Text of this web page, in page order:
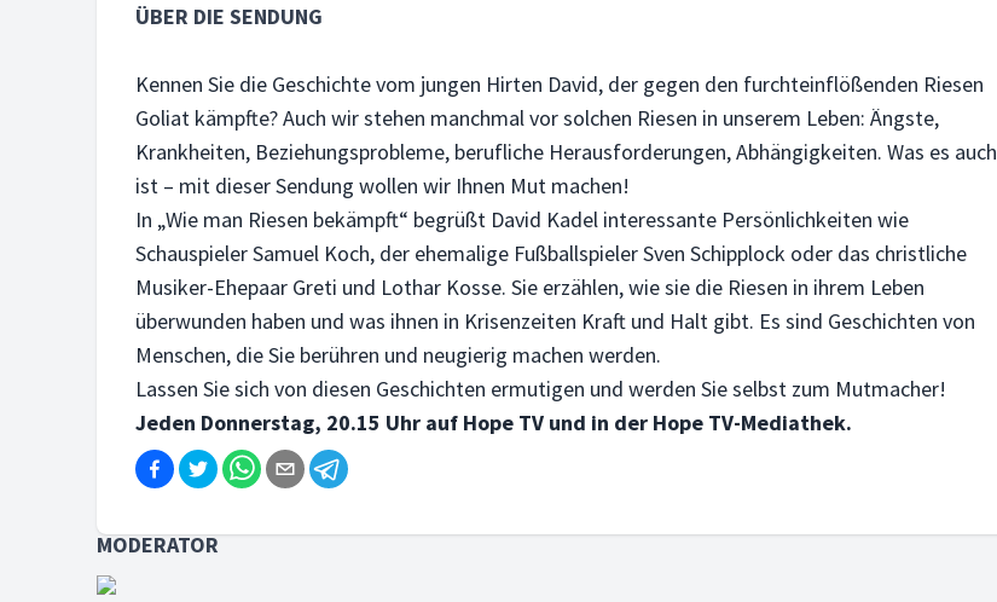
ÜBER DIE SENDUNG
Kennen Sie die Geschichte vom jungen Hirten David, der gegen den furchteinflößenden Riesen
Goliat kämpfte? Auch wir stehen manchmal vor solchen Riesen in unserem Leben: Ängste,
Krankheiten, Beziehungsprobleme, berufliche Herausforderungen, Abhängigkeiten. Was es auch
ist – mit dieser Sendung wollen wir Ihnen Mut machen!
In „Wie man Riesen bekämpft“ begrüßt David Kadel interessante Persönlichkeiten wie
Schauspieler Samuel Koch, der ehemalige Fußballspieler Sven Schipplock oder das christliche
Musiker-Ehepaar Greti und Lothar Kosse. Sie erzählen, wie sie die Riesen in ihrem Leben
überwunden haben und was ihnen in Krisenzeiten Kraft und Halt gibt. Es sind Geschichten von
Menschen, die Sie berühren und neugierig machen werden.
Lassen Sie sich von diesen Geschichten ermutigen und werden Sie selbst zum Mutmacher!
Jeden Donnerstag, 20.15 Uhr auf Hope TV und in der Hope TV-Mediathek.
MODERATOR